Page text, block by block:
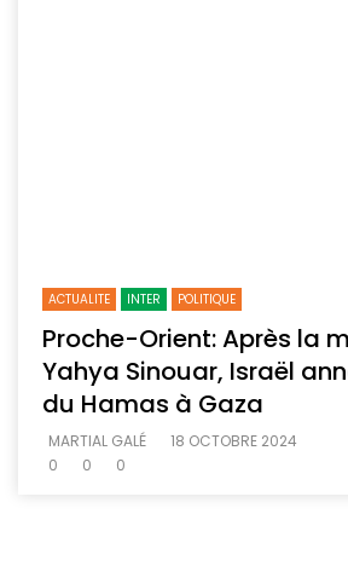
ACTUALITE INTER POLITIQUE
Proche-Orient: Après la
Yahya Sinouar, Israël
du Hamas à Gaza
MARTIAL GALÉ
18 OCTOBRE 2024
0
0 0